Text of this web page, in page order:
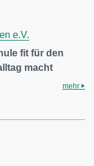
e.V.
fit für den
macht
mehr